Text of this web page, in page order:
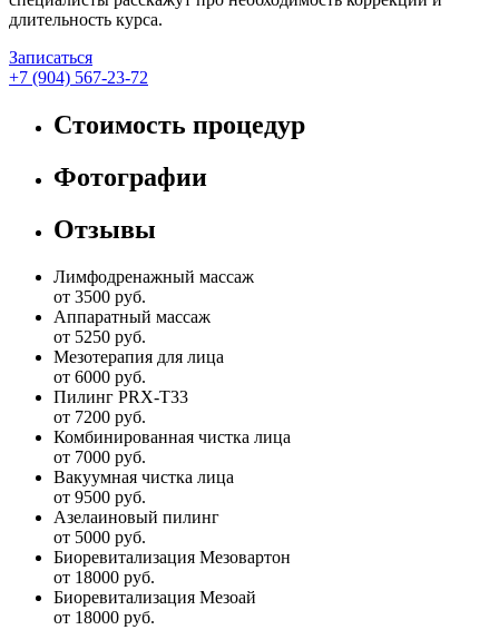
длительность курса.
Записаться
+7 (904) 567-23-72
Стоимость процедур
Фотографии
Отзывы
Лимфодренажный массаж
от 3500 руб.
Аппаратный массаж
от 5250 руб.
Мезотерапия для лица
от 6000 руб.
Пилинг PRX-T33
от 7200 руб.
Комбинированная чистка лица
от 7000 руб.
Вакуумная чистка лица
от 9500 руб.
Азелаиновый пилинг
от 5000 руб.
Биоревитализация Мезовартон
от 18000 руб.
Биоревитализация Мезоай
от 18000 руб.